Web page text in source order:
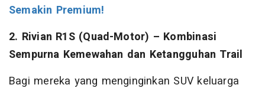
Semakin Premium!
2. Rivian R1S (Quad-Motor) – Kombinasi
Sempurna Kemewahan dan Ketangguhan Trail
Bagi mereka yang menginginkan SUV keluarga